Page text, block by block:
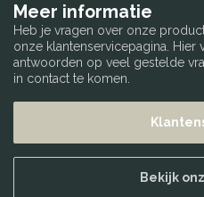
Meer informatie
Heb je vragen over onze
onze klantenservicepagina. Hier
antwoorden op veel gestelde
in contact te komen.
Bekijk